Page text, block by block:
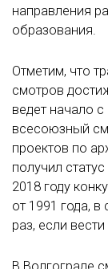
направления
образования.
Отметим, что
смотров
ведет начало
всесоюзный
проектов по
получил
2018 году
от 1991 года,
раз, если